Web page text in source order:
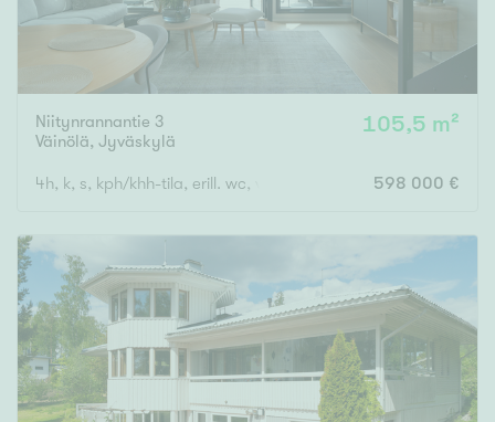
Niitynrannantie 3
Väinölä, Jyväskylä
105,5 m²
4h, k, s, kph/khh-tila, erill. wc, vh, las. parveke 598 000 €